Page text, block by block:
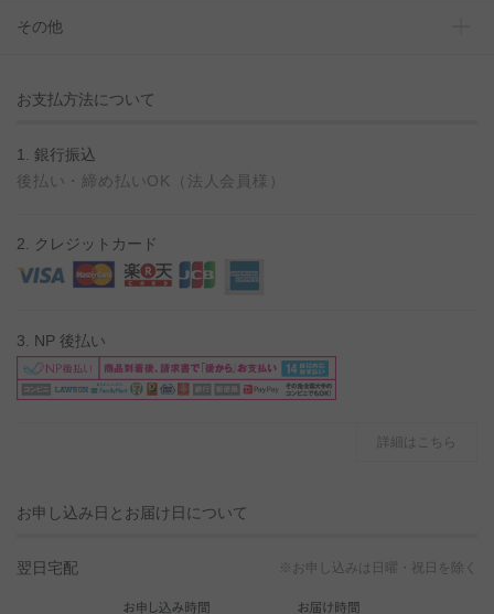
その他
お支払方法について
1. 銀行振込
後払い・締め払いOK（法人会員様）
2. クレジットカード
3. NP 後払い
詳細はこちら
お申し込み日とお届け日について
翌日宅配 ※お申し込みは日曜・祝日を除く